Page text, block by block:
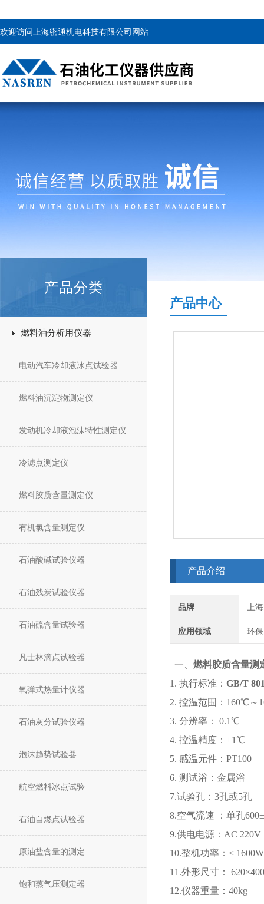
欢迎访问上海密通机电科技有限公司网站
产品分类
燃料油分析用仪器
电动汽车冷却液冰点试验器
燃料油沉淀物测定仪
发动机冷却液泡沫特性测定仪
冷滤点测定仪
燃料胶质含量测定仪
有机氯含量测定仪
石油酸碱试验仪器
石油残炭试验仪器
石油硫含量试验器
凡士林滴点试验器
氧弹式热量计仪器
石油灰分试验仪器
泡沫趋势试验器
航空燃料冰点试验
石油自燃点试验器
原油盐含量的测定
饱和蒸气压测定器
产品中心
产品介绍
品牌 上
应用领域 环
一、 燃料胶质含量测
1. 执行标准： GB/T
2. 控温范围：160℃～
3. 分辨率： 0.1℃
4. 控温精度：±1℃
5. 感温元件：PT100
6. 测试浴：金属浴
7.试验孔：3孔或5孔
8.空气流速 ：单孔
9.供电电源：AC
10.整机功率：≤ 1600W
11.外形尺寸：
12.仪器重量：40kg